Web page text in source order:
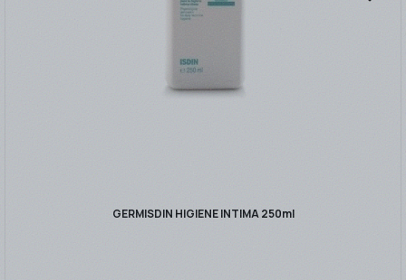
GERMISDIN HIGIENE INTIMA 250ml